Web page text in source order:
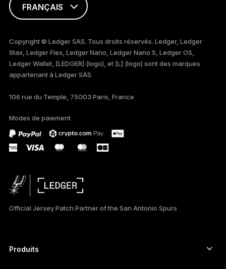
FRANÇAIS
TÜRKÇE
DEUTSCH
PORTUGUÊS
ESPAÑOL
РУССКИЙ
日本語
Copyright © Ledger SAS. Tous droits réservés. Ledger, Ledger
Stax, Ledger Flex, Ledger Nano, Ledger Nano S, Ledger OS,
Ledger Wallet, [LEDGER] (logo), et [L] (logo) sont des marques
appartenant à Ledger SAS.
106 rue du Temple, 75003 Paris, France
Modes de paiement
Official Jersey Patch Partner of the San Antonio Spurs
Produits